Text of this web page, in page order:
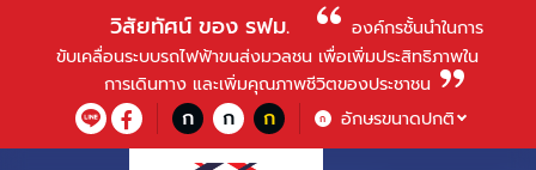
วิสัยทัศน์ ของ รฟม.
องค์กรชั้นนําในการ
ขับเคลื่อนระบบรถไฟฟ้าขนส่งมวลชน เพื่อเพิ่มประสิทธิภาพใน
การเดินทาง และเพิ่มคุณภาพชีวิตของประชาชน
ก ก ก ก อักษรขนาดปกติ